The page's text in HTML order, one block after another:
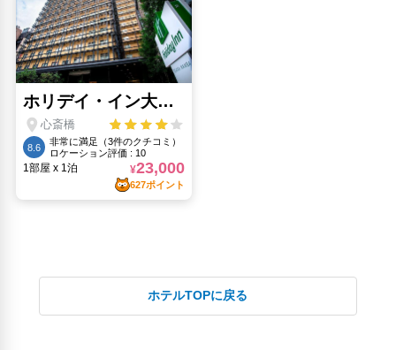
ホテルTOPに戻る